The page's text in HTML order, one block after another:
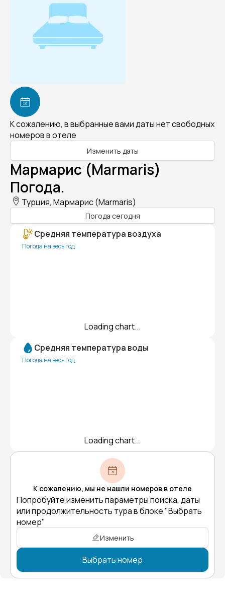
К сожалению, в выбранные вами даты нет свободных
номеров в отеле
Изменить даты
Мармарис (Marmaris)
Погода.
Турция, Мармарис (Marmaris)
Погода сегодня
Средняя температура воздуха
Погода на весь год
Loading chart...
Средняя температура воды
Погода на весь год
Loading chart...
К сожалению, мы не нашли номеров в отеле
Попробуйте изменить параметры поиска, даты
или продолжительность тура в блоке "Выбрать
номер"
Изменить
Выбрать номер